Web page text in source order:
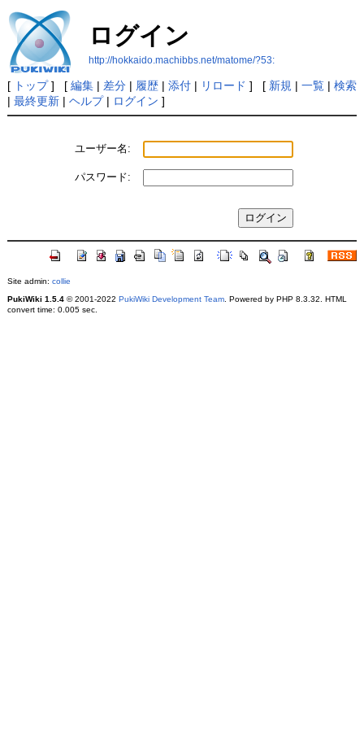
ログイン
http://hokkaido.machibbs.net/matome/?53:
[ トップ] [ 編集| 差分| 履歴| 添付| リロード ] [ 新規 | 一覧| 検索
| 最終更新| ヘルプ| ログイン ]
ユーザー名:
パスワード:
Site admin: collie
PukiWiki 1.5.4© 2001-2022 PukiWiki Development Team. Powered by PHP 8.3.32. HTML
convert time: 0.005 sec.